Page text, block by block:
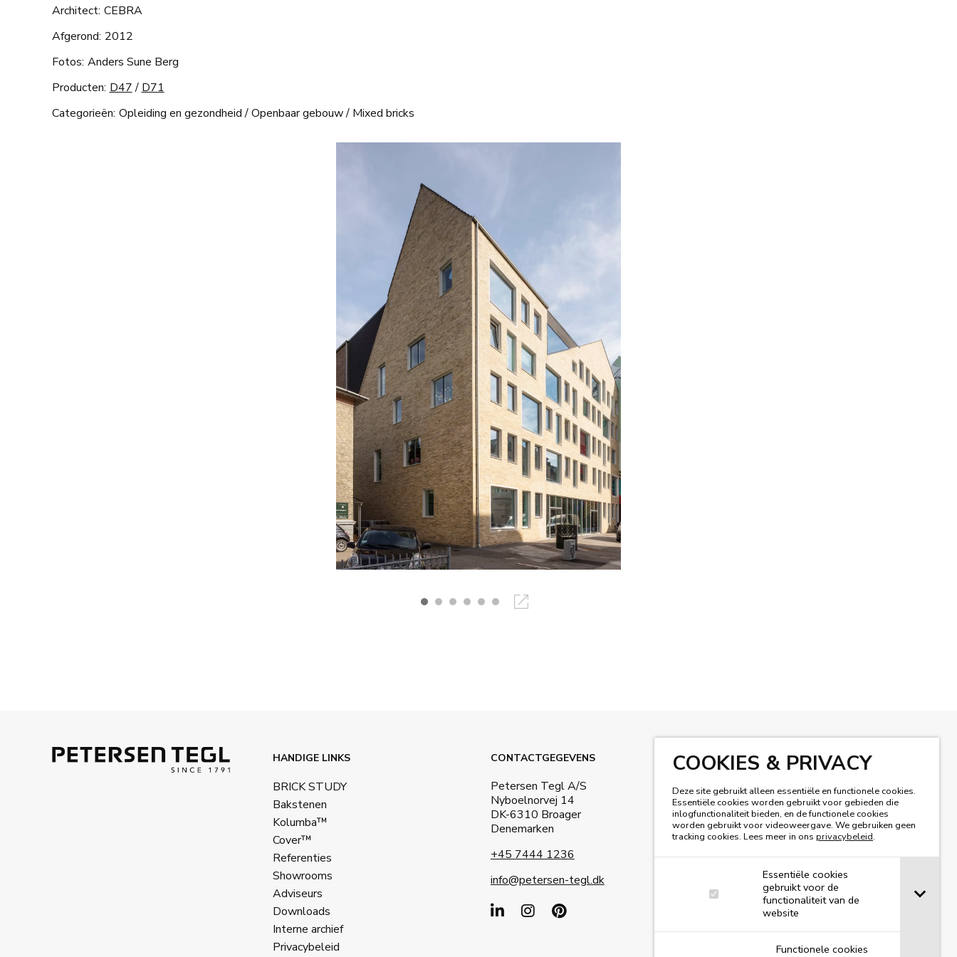
COOKIES & PRIVACY
Deze site gebruikt alleen essentiële en functionele cookies.
Essentiële cookies worden gebruikt voor gebieden die
inlogfunctionaliteit bieden, en de functionele cookies
worden gebruikt voor videoweergave. We gebruiken geen
tracking cookies. Lees meer in ons privacybeleid.
Essentiële cookies
gebruikt voor de
functionaliteit van de
website
Functionele cookies
Architect: CEBRA
Afgerond: 2012
Fotos: Anders Sune Berg
Producten: D47 / D71
Categorieën: Opleiding en gezondheid / Openbaar gebouw/ Mixed bricks
HANDIGE LINKS
BRICK STUDY
Bakstenen
Kolumba™
Cover™
Referenties
Showrooms
Adviseurs
Downloads
Interne archief
Privacybeleid
CONTACTGEGEVENS
Petersen Tegl A/S
Nyboelnorvej 14
DK-6310 Broager
Denemarken
+45 7444 1236
info@petersen-tegl.dk
LEES ONS MAGAZINE